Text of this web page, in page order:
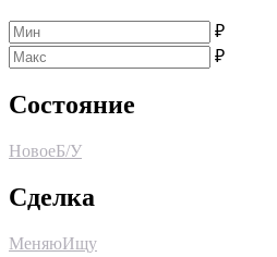
₽
₽
Состояние
НовоеБ/У
Сделка
МеняюИщу